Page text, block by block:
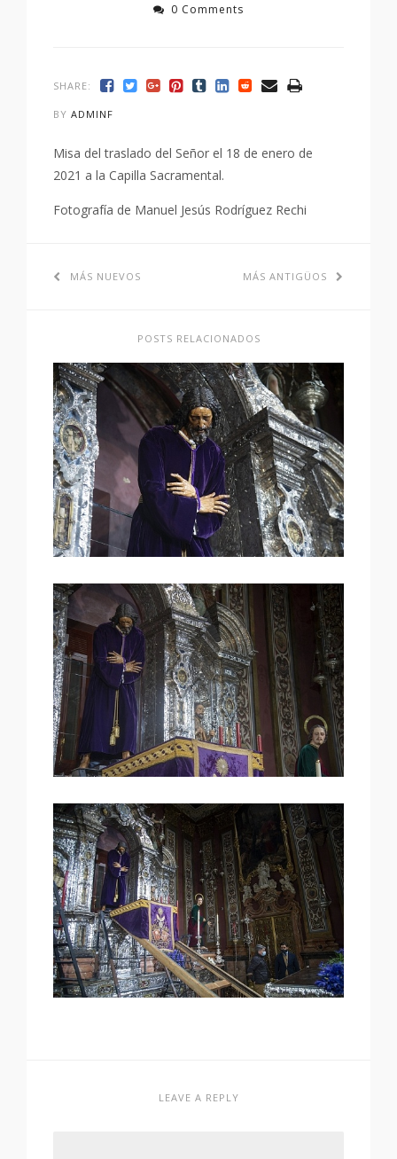
0 Comments
SHARE:
BY ADMINF
Misa del traslado del Señor el 18 de enero de
2021 a la Capilla Sacramental.
Fotografía de Manuel Jesús Rodríguez Rechi
MÁS NUEVOS MÁS ANTIGÜOS
POSTS RELACIONADOS
LEAVE A REPLY